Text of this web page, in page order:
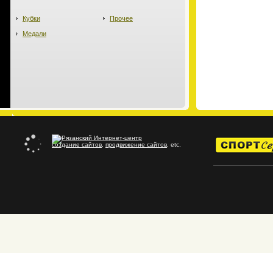
Кубки
Медали
Прочее
создание сайтов продвижение сайтов , etc.